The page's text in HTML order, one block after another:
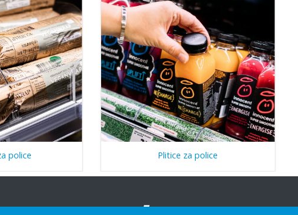
police Plitice za police